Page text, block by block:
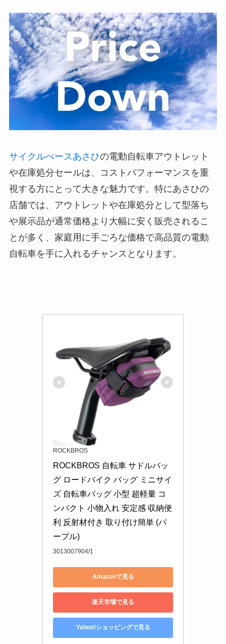
サイクルべースあさひの電動自転車アウトレット
や在庫処分セールは、コストパフォーマンスを重
視する方にとって大きな魅力です。特にあさひの
店舗では、アウトレットや在庫処分として型落ち
や展示品が通常価格より大幅に安く販売されるこ
とが多く、家庭用に手ごろな価格で高品質の電動
自転車を手に入れるチャンスとなります。
ROCKBROS
ROCKBROS 自転車 サドルバッ
グ ロードバイク バッグ ミニサイ
ズ 自転車バッグ 小型 超軽量 コ
ンパクト 小物入れ 安定感 収納便
利 反射材付き 取り付け簡単 (パ
ープル)
3013007904/1
Amazonで見る
楽天市場で見る
Yahoo!ショッピングで見る